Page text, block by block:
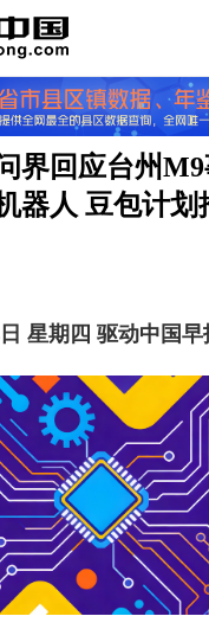
界回应台州
器人 豆包计划
星期四 驱动中国早